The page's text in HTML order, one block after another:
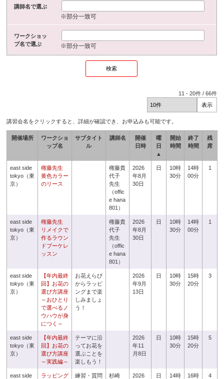
講師名で選ぶ
※部分一致可
ワークショッ
プ名で選ぶ
※部分一致可
11 -20件 /66件
講習会名をクリックすると、詳細が確認でき、お申込みも可能です。
開催場所
ワークショ
ップ名
サブタイト
ル
講師名
開催
日時
曜
日
▲
開始
時間
終了
時間
残
席
east side
tokyo（東
京）
権藤先生
黄色カラー
のリース
権藤貴
代子
先生
（offic
e hana
801）
2026
年8月
30日
日
10時
30分
14時
00分
1
east side
tokyo（東
京）
権藤先生
リメイクで
作るラウン
ドブーケレ
ッスン
権藤貴
代子
先生
（offic
e hana
801）
2026
年8月
30日
日
10時
30分
14時
00分
1
east side
tokyo（東
京）
【年内最終
回】お花の
選び方講座
～おひとり
で選べるノ
ウハウが身
につく～
お花えらび
からラッピ
ングまで楽
しみましょ
う！
2026
年9月
13日
日
10時
30分
15時
20分
3
east side
tokyo（東
京）
【年内最終
回】お花の
選び方講座
～実践編～
テーマに沿
ってお花を
選ぶことを
楽しもう！
2026
年11
月8日
日
10時
30分
15時
20分
5
east side
ラッピング
練習・質問
杉崎
2026
日
14時
16時
4